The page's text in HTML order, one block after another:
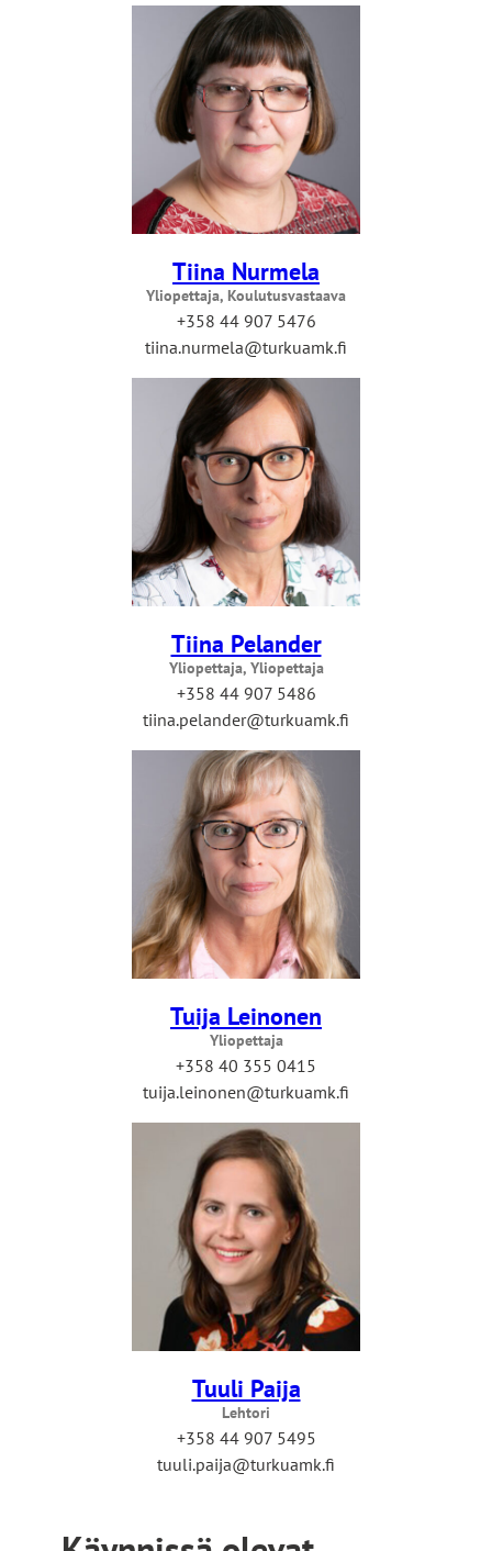
Tiina Nurmela
Yliopettaja, Koulutusvastaava
+358 44 907 5476
tiina.nurmela@turkuamk.fi
Tiina Pelander
Yliopettaja, Yliopettaja
+358 44 907 5486
tiina.pelander@turkuamk.fi
Tuija Leinonen
Yliopettaja
+358 40 355 0415
tuija.leinonen@turkuamk.fi
Tuuli Paija
Lehtori
+358 44 907 5495
tuuli.paija@turkuamk.fi